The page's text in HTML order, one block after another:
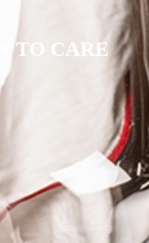
TO CARE